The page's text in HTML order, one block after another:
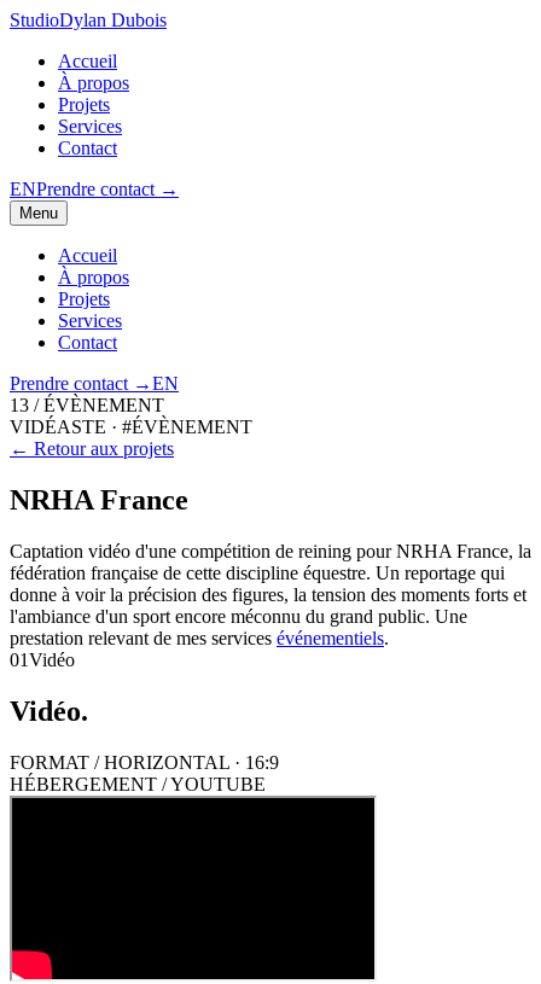
StudioDylan Dubois
Accueil
À propos
Projets
Services
Contact
ENPrendre contact →
Menu
Accueil
À propos
Projets
Services
Contact
Prendre contact →EN
13 /ÉVÈNEMENT
VIDÉASTE · #ÉVÈNEMENT
← Retour aux projets
NRHA France
Captation vidéo d'une compétition de reining pour NRHA France, la
fédération française de cette discipline équestre. Un reportage qui
donne à voir la précision des figures, la tension des moments forts et
l'ambiance d'un sport encore méconnu du grand public. Une
prestation relevant de mes services événementiels.
01Vidéo
Vidéo.
FORMAT /HORIZONTAL · 16:9
HÉBERGEMENT / YOUTUBE